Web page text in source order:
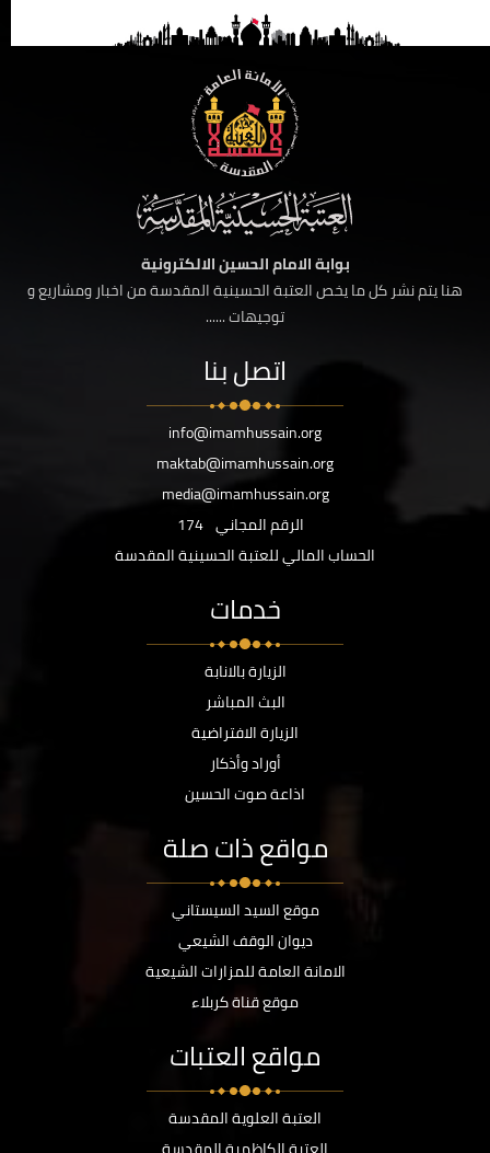
بوابة الامام الحسين الالكترونية
هنا يتم نشر كل ما يخص العتبة الحسينية المقدسة من اخبار ومشاريع و
توجيهات ......
اتصل بنا
info@imamhussain.org
maktab@imamhussain.org
media@imamhussain.org
الرقم المجاني 174
الحساب المالي للعتبة الحسينية المقدسة
خدمات
الزيارة بالانابة
البث المباشر
الزيارة الافتراضية
أوراد وأذكار
اذاعة صوت الحسين
مواقع ذات صلة
موقع السيد السيستاني
ديوان الوقف الشيعي
الامانة العامة للمزارات الشيعية
موقع قناة كربلاء
مواقع العتبات
العتبة العلوية المقدسة